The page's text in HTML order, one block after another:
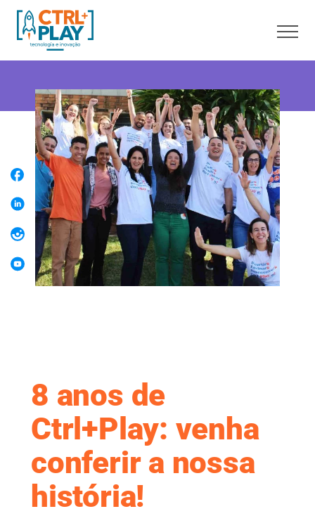
Cursos presenciais
Unidades
Franquia
Blog
Contato
Faça uma Aula Grátis
8 anos de
Ctrl+Play: venha
conferir a nossa
história!